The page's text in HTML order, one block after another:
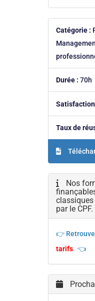
Catégorie :
Durée : 70h
Taux de
Nos
par le CPF.
👉
tarifs 👈